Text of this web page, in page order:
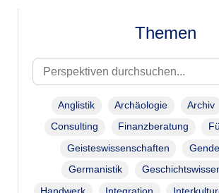
Themen
Anglistik Archäologie Archiv
Consulting Finanzberatung
Geisteswissenschaften
Germanistik